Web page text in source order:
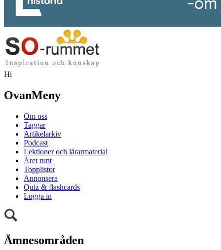
Hi
OvanMeny
Om oss
Taggar
Artikelarkiv
Podcast
Lektioner och lärarmaterial
Året runt
Topplistor
Annonsera
Quiz & flashcards
Logga in
Ämnesområden